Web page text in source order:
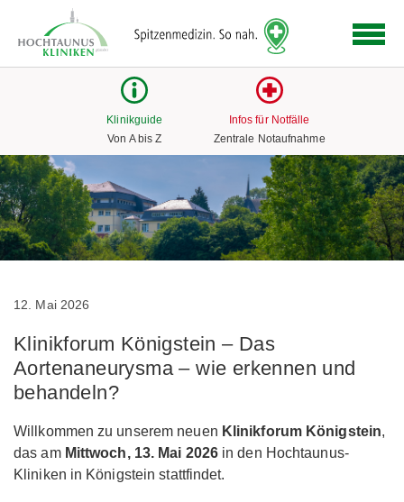
Link
zur
Startseite
Klinikguide
Von A bis Z
Infos für Notfälle
Zentrale Notaufnahme
12. Mai 2026
Klinikforum Königstein – Das
Aortenaneurysma – wie erkennen und
behandeln?
Willkommen zu unserem neuen Klinikforum Königstein,
das am Mittwoch, 13. Mai 2026in den Hochtaunus-
Kliniken in Königstein stattfindet.